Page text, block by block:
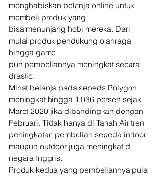
menghabiskan belanja online untuk
membeli produk yang
bisa menunjang hobi mereka. Dari
mulai produk pendukung olahraga
hingga game
pun pembeliannya meningkat secara
drastic.
Minat belanja pada sepeda Polygon
meningkat hingga 1.036 persen sejak
Maret 2020 jika dibandingkan dengan
Februari. Tidak hanya di Tanah Air tren
peningkatan pembelian sepeda indoor
maupun outdoor juga meningkat di
negara Inggris.
Produk kedua yang pembeliannya pula